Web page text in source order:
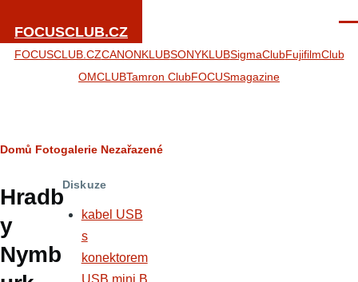
FOCUSCLUB.CZ
FOCUSCLUB.CZCANONKLUBSONYKLUBSigmaClubFujifilmClub
OMCLUBTamron ClubFOCUSmagazine
Drobečková
navigace
Domů Fotogalerie Nezařazené
Hradb
y
Nymb
Diskuze
kabel USB
s
konektorem